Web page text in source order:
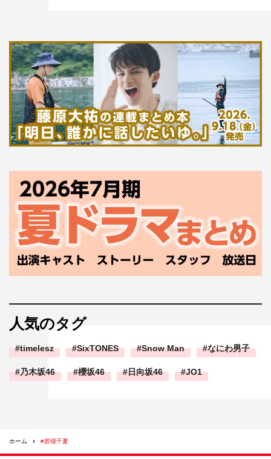
人気のタグ
timelesz SixTONES Snow Man なにわ男子
乃木坂46 櫻坂46 日向坂46 JO1
ホーム #若槻千夏